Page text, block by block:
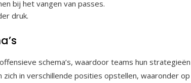
bij het vangen van passes.
druk.
schema’s, waardoor teams hun strategieën
zich in verschillende posities opstellen, waaronder op